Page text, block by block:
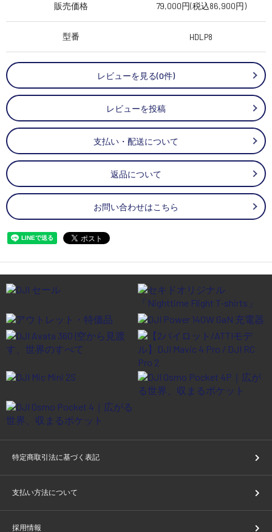
販売価格 79,000円(税込86,900円)
型番 HDLP8
レビューを見る(0件)
レビューを投稿
支払い・配送について
返品について
お問い合わせはこちら
特定商取引法に基づく表記
支払い方法について
採用情報